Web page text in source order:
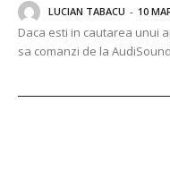
LUCIAN TABACU - 10
Daca esti in cautarea unui
sa comanzi de la